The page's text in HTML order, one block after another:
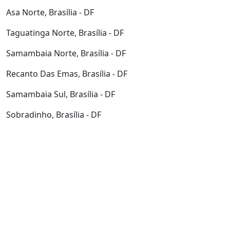
Asa Norte, Brasília - DF
Taguatinga Norte, Brasília - DF
Samambaia Norte, Brasília - DF
Recanto Das Emas, Brasília - DF
Samambaia Sul, Brasília - DF
Sobradinho, Brasília - DF